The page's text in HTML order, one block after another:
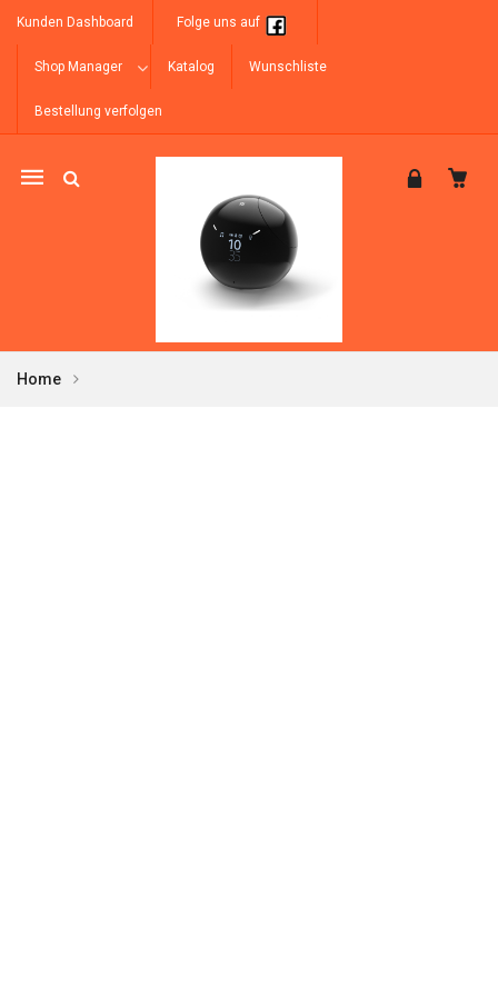
Kunden Dashboard Folge uns auf
Shop Manager Katalog Wunschliste
Bestellung verfolgen
Mobile
Home